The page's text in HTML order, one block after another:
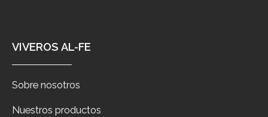
VIVEROS AL-FE
Sobre nosotros
Nuestros productos